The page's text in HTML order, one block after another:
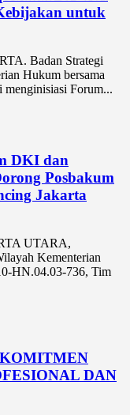
untuk
Badan Strategi
Hukum bersama
Forum...
DKI dan
Posbakum
Jakarta
UTARA,
Kementerian
HN.04.03-736, Tim
DAN